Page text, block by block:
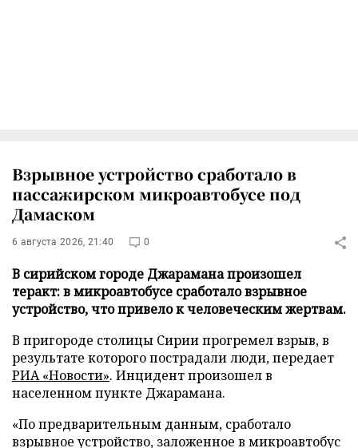
Взрывное устройство сработало в
пассажирском микроавтобусе под
Дамаском
6 августа 2026, 21:40 0
В сирийском городе Джарамана произошел
теракт: в микроавтобусе сработало взрывное
устройство, что привело к человеческим жертвам.
В пригороде столицы Сирии прогремел взрыв, в
результате которого пострадали люди, передает
РИА «Новости». Инцидент произошел в
населенном пункте Джарамана.
«По предварительным данным, сработало
взрывное устройство, заложенное в микроавтобус